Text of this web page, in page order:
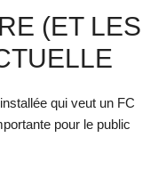
(ET LES
qui veut un FC
pour le public